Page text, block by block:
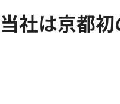
当社は京都